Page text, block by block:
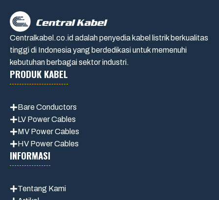
Centralkabel.co.id adalah penyedia kabel listrik berkualitas
tinggi di Indonesia yang berdedikasi untuk memenuhi
kebutuhan berbagai sektor industri.
PRODUK KABEL
Bare Conductors
LV Power Cables
MV Power Cables
HV Power Cables
INFORMASI
Tentang Kami